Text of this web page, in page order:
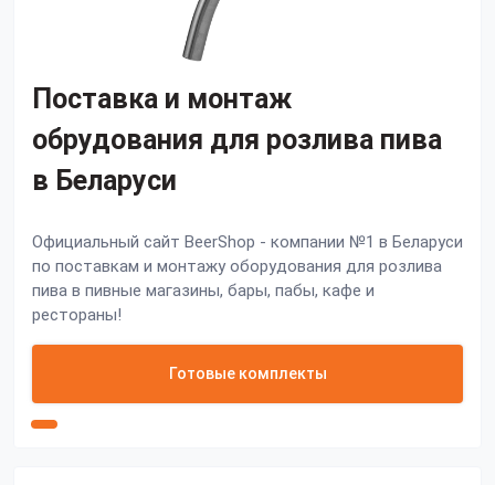
Поставка и монтаж
обрудования для розлива пива
в Беларуси
Официальный сайт BeerShop - компании №1 в Беларуси
по поставкам и монтажу оборудования для розлива
пива в пивные магазины, бары, пабы, кафе и
рестораны!
Готовые комплекты